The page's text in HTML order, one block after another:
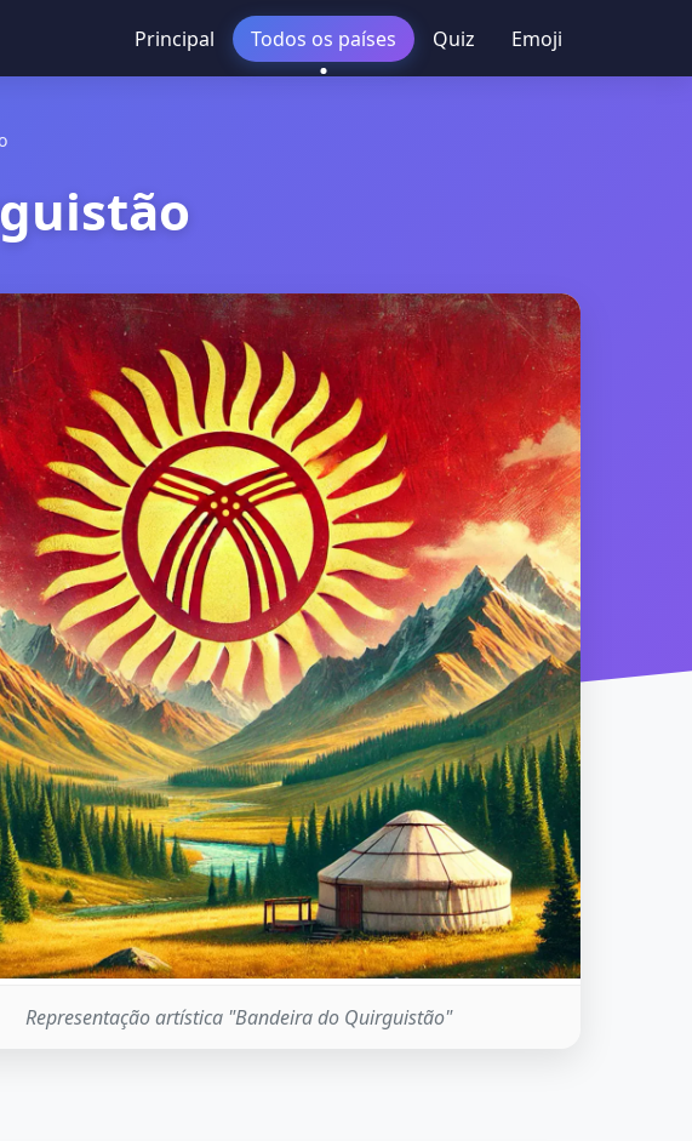
Principal Todos os países Quiz Emoji
Representação artística "Bandeira do Quirguistão"